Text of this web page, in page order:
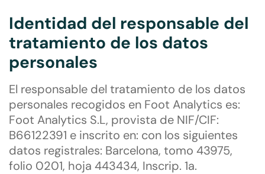
Identidad del responsable del
tratamiento de los datos
personales
El responsable del tratamiento de los datos
personales recogidos en Foot Analytics es:
Foot Analytics S.L, provista de NIF/CIF:
B66122391 e inscrito en: con los siguientes
datos registrales: Barcelona, tomo 43975,
folio 0201, hoja 443434, Inscrip. 1a.